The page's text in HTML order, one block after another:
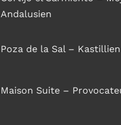
Andalusien
Poza de la Sal –
Maison Suite –